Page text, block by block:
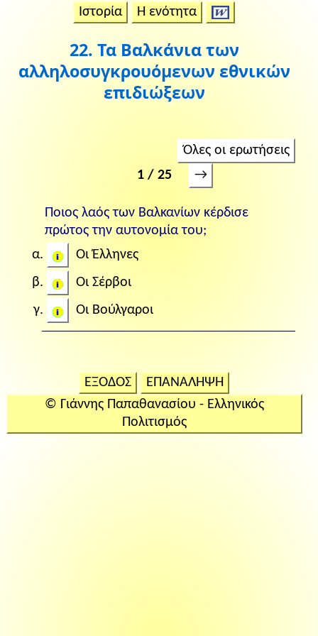
Ιστορία Η ενότητα
22. Τα Βαλκάνια των
αλληλοσυγκρουόμενων εθνικών
επιδιώξεων
Όλες οι ερωτήσεις
1 / 25
→
Ποιος λαός των Βαλκανίων κέρδισε
πρώτος την αυτονομία του;
Οι Έλληνες
Οι Σέρβοι
Οι Βούλγαροι
ΕΞΟΔΟΣ
ΕΠΑΝΑΛΗΨΗ
© Γιάννης Παπαθανασίου - Ελληνικός
Πολιτισμός